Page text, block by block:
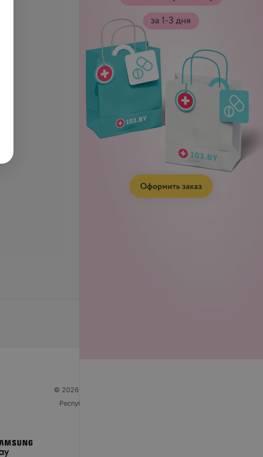
© 2026 ООО «Артокс Лаб», УНП 191700409
Республика Беларусь, г. Минск, улица Толбухина, 2,